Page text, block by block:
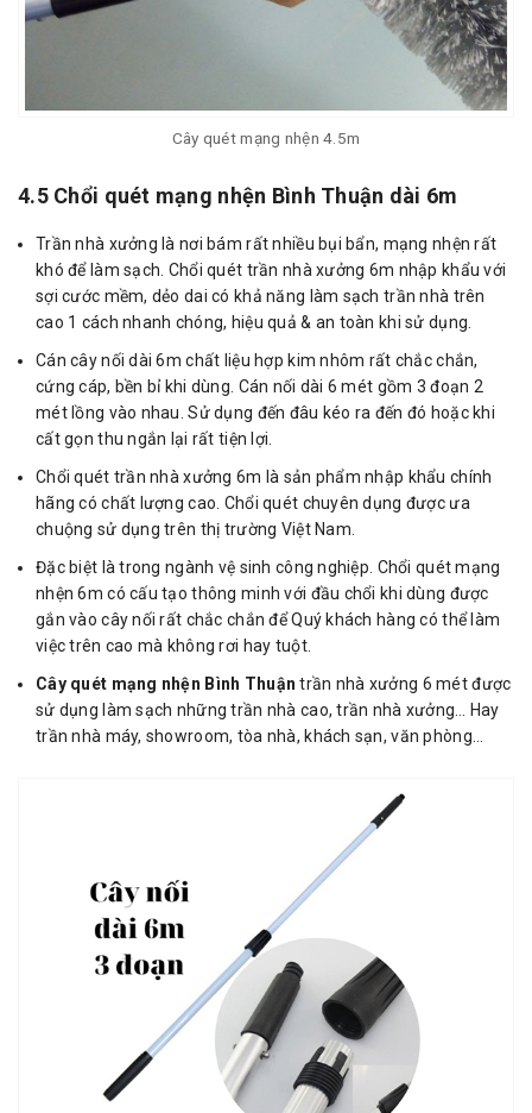
Cây quét mạng nhện 4.5m
4.5 Chổi quét mạng nhện Bình Thuận dài 6m
Trần nhà xưởng là nơi bám rất nhiều bụi bẩn, mạng nhện rất
khó để làm sạch. Chổi quét trần nhà xưởng 6m nhập khẩu với
sợi cước mềm, dẻo dai có khả năng làm sạch trần nhà trên
cao 1 cách nhanh chóng, hiệu quả & an toàn khi sử dụng.
Cán cây nối dài 6m chất liệu hợp kim nhôm rất chắc chắn,
cứng cáp, bền bỉ khi dùng. Cán nối dài 6 mét gồm 3 đoạn 2
mét lồng vào nhau. Sử dụng đến đâu kéo ra đến đó hoặc khi
cất gọn thu ngắn lại rất tiện lợi.
Chổi quét trần nhà xưởng 6m là sản phẩm nhập khẩu chính
hãng có chất lượng cao. Chổi quét chuyên dụng được ưa
chuộng sử dụng trên thị trường Việt Nam.
Đặc biệt là trong ngành vệ sinh công nghiệp. Chổi quét mạng
nhện 6m có cấu tạo thông minh với đầu chổi khi dùng được
gắn vào cây nối rất chắc chắn để Quý khách hàng có thể làm
việc trên cao mà không rơi hay tuột.
Cây quét mạng nhện Bình Thuận trần nhà xưởng 6 mét được
sử dụng làm sạch những trần nhà cao, trần nhà xưởng… Hay
trần nhà máy, showroom, tòa nhà, khách sạn, văn phòng…